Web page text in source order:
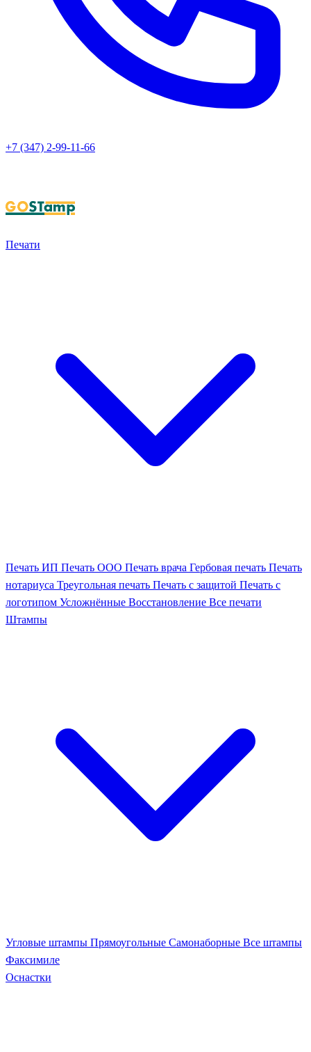
+7 (347) 2-99-11-66
Печати
Печать ИП Печать ООО Печать врача Гербовая печать Печать
нотариуса Треугольная печать Печать с защитой Печать с
логотипом Усложнённые Восстановление Все печати
Штампы
Угловые штампы Прямоугольные Самонаборные Все штампы
Факсимиле
Оснастки